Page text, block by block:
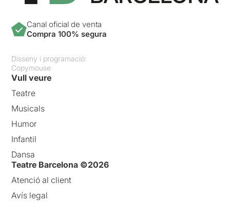
Canal oficial de venta
Compra 100% segura
Disseny i programació:
Copymouse
Vull veure
Teatre
Musicals
Humor
Infantil
Dansa
Teatre Barcelona ©2026
Atenció al client
Avís legal